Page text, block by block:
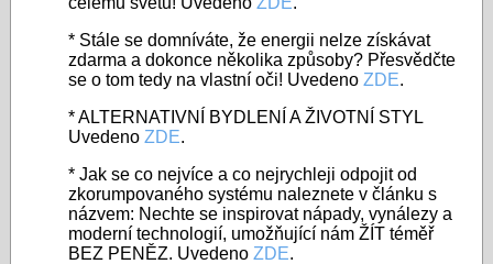
* Stále se domníváte, že energii nelze získávat
zdarma a dokonce několika způsoby? Přesvědčte
se o tom tedy na vlastní oči! Uvedeno ZDE.
* ALTERNATIVNÍ BYDLENÍ A ŽIVOTNÍ STYL
Uvedeno ZDE.
* Jak se co nejvíce a co nejrychleji odpojit od
zkorumpovaného systému naleznete v článku s
názvem: Nechte se inspirovat nápady, vynálezy a
moderní technologií, umožňující nám ŽÍT téměř
BEZ PENĚZ. Uvedeno ZDE.